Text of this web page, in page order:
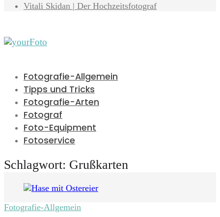
Vitali Skidan | Der Hochzeitsfotograf
Fotografie-Allgemein
Tipps und Tricks
Fotografie-Arten
Fotograf
Foto-Equipment
Fotoservice
Schlagwort: Grußkarten
Fotografie-Allgemein